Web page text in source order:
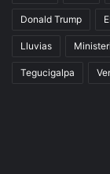
Donald Trump
Lluvias
Tegucigalpa